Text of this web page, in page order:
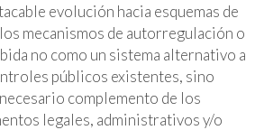
evolución hacia esquemas de
mecanismos de autorregulación o
no como un sistema alternativo a
públicos existentes, sino
complemento de los
legales, administrativos y/o